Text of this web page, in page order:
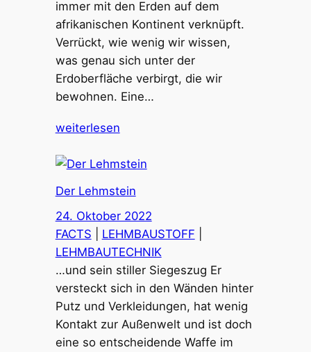
immer mit den Erden auf dem
afrikanischen Kontinent verknüpft.
Verrückt, wie wenig wir wissen,
was genau sich unter der
Erdoberfläche verbirgt, die wir
bewohnen. Eine…
weiterlesen
Der Lehmstein
24. Oktober 2022
FACTS
LEHMBAUSTOFF
LEHMBAUTECHNIK
…und sein stiller Siegeszug Er
versteckt sich in den Wänden hinter
Putz und Verkleidungen, hat wenig
Kontakt zur Außenwelt und ist doch
eine so entscheidende Waffe im